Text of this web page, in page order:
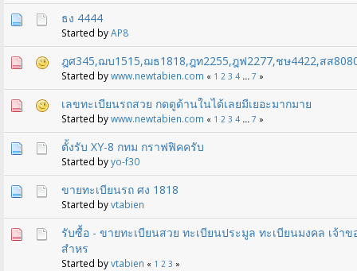
ธง 4444
Started byAP8
ฎศ345,ฌบ1515,ฌธ1818,ฎท2255,ฎฟ2277,ชษ4422,สส
Started bywww.newtabien.com « 1 2 3 4 ... 7 »
เลขทะเบียนรถสวย กดดูด้านในได้เลยมีเยอะมากมาย
Started bywww.newtabien.com « 1 2 3 4 ... 7 »
ตั้งรับ XY-8 กทม กราฟฟิคครับ
Started byyo-f30
ขายทะเบียนรถ ศง 1818
Started byvtabien
รับซื้อ - ขายทะเบียนสวย ทะเบียนประมูล ทะเบียนมงคล เจ้าข
สำหร
Started byvtabien « 1 2 3 »